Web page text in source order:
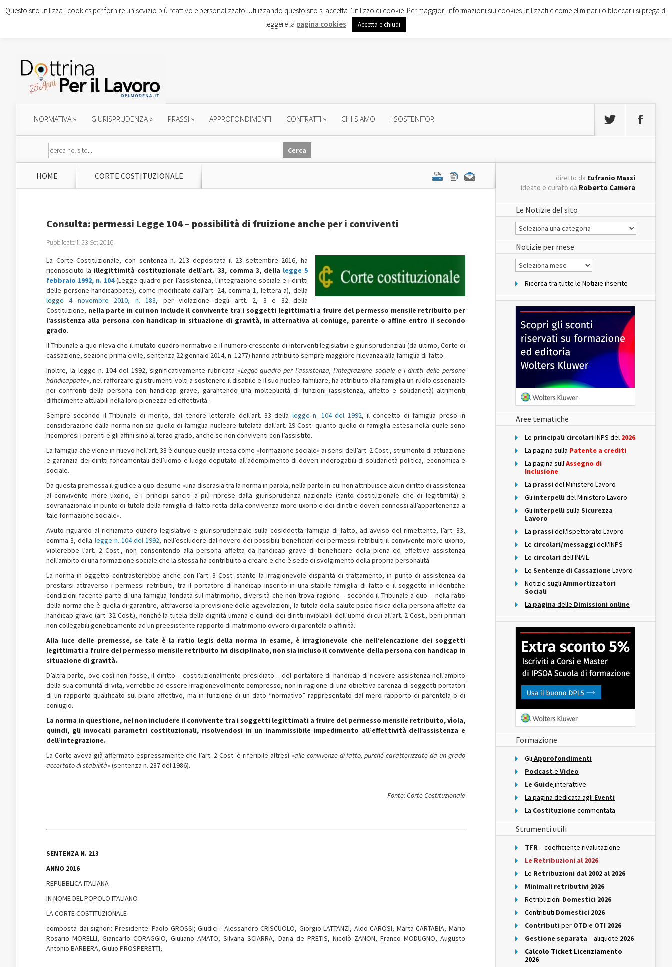
NORMATIVA» GIURISPRUDENZA» PRASSI » APPROFONDIMENTI CONTRATTI » CHI SIAMO I SOSTENITORI
HOME CORTE COSTITUZIONALE
Consulta: permessi Legge 104 – possibilità di fruizione anche per i conviventi
Pubblicato il 23 Set 2016
La Corte Costituzionale, con sentenza n. 213 depositata il 23 settembre 2016, ha
riconosciuto la illegittimità costituzionale dell’art. 33, comma 3, della legge 5
febbraio 1992, n. 104(Legge-quadro per l’assistenza, l’integrazione sociale e i diritti
delle persone handicappate), come modificato dall’art. 24, comma 1, lettera a), della
legge 4 novembre 2010, n. 183, per violazione degli artt. 2, 3 e 32 della
Costituzione, nella parte in cui non include il convivente tra i soggetti legittimati a fruire del permesso mensile retribuito per
l’assistenza alla persona con handicap in situazione di gravità, in alternativa al coniuge, parente o affine entro il secondo
grado.
Il Tribunale a quo rileva che il mutato quadro normativo e il numero crescente di interventi legislativi e giurisprudenziali (da ultimo, Corte di
cassazione, sezione prima civile, sentenza 22 gennaio 2014, n. 1277) hanno attribuito sempre maggiore rilevanza alla famiglia di fatto.
Inoltre, la legge n. 104 del 1992, significativamente rubricata «Legge-quadro per l’assistenza, l’integrazione sociale e i diritti delle persone
handicappate», nel rafforzare gli strumenti volti a sostenere il disabile e il suo nucleo familiare, ha attribuito alla famiglia un ruolo essenziale
nei confronti della persona con handicap grave, garantendo una molteplicità di funzioni (assistenza, affetto e solidarietà) altrimenti
difficilmente attuabili nella loro pienezza ed effettività.
Sempre secondo il Tribunale di merito, dal tenore letterale dell’art. 33 della legge n. 104 del 1992, il concetto di famiglia preso in
considerazione dalla norma non sia quello di famiglia nucleare tutelata dall’art. 29 Cost. quanto quello di famiglia estesa nella quale sono
ricompresi i parenti e gli affini sino al terzo grado, anche se non conviventi con l’assistito.
La famiglia che viene in rilievo nell’art. 33 è dunque quella intesa come «formazione sociale» ai sensi dell’art. 2 Cost., strumento di attuazione
e garanzia dei diritti fondamentali dell’uomo e luogo deputato all’adempimento di doveri inderogabili di solidarietà politica, economica e
sociale.
Da questa premessa il giudice a quo desume «una discrasia tra la norma in parola, nella parte in cui non attribuisce alcun diritto di assistenza
al convivente more uxorio, e i principi sanciti a più riprese dalla giurisprudenza nazionale (tanto costituzionale che di legittimità) e
sovranazionale in punto di tutela della famiglia di fatto retta dalla convivenza more uxorio e dei diritti e doveri connessi all’appartenenza a
tale formazione sociale».
Avuto riguardo al richiamato quadro legislativo e giurisprudenziale sulla cosiddetta famiglia di fatto, ad avviso del rimettente, l’art. 33,
comma 3, della legge n. 104 del 1992, nell’escludere dal novero dei possibili beneficiari dei permessi retribuiti il convivente more uxorio,
violerebbe l’art. 2 Cost., non consentendo alla persona affetta da handicap grave di beneficiare della piena ed effettiva assistenza
nell’ambito di una formazione sociale che la stessa ha contribuito a creare e che è sede di svolgimento della propria personalità.
La norma in oggetto contrasterebbe anche con l’art. 3 Cost. stante la irragionevole disparità di trattamento, in punto di assistenza da
prestarsi attraverso i permessi retribuiti, tra il portatore di handicap inserito in una stabile famiglia di fatto e il soggetto in identiche
condizioni facente parte di una famiglia fondata sul matrimonio, diversità che non trova ragione – secondo il Tribunale a quo – nella ratio
della norma che è quella di garantire, attraverso la previsione delle agevolazioni, la tutela della salute psico-fisica della persona affetta da
handicap grave (art. 32 Cost.), nonché la tutela della dignità umana e quindi dei diritti inviolabili dell’uomo di cui all’art. 2 Cost., beni primari
non collegabili geneticamente ad un preesistente rapporto di matrimonio ovvero di parentela o affinità.
Alla luce delle premesse, se tale è la ratio legis della norma in esame, è irragionevole che nell’elencazione dei soggetti
legittimati a fruire del permesso mensile retribuito ivi disciplinato, non sia incluso il convivente della persona con handicap in
situazione di gravità.
D’altra parte, ove così non fosse, il diritto – costituzionalmente presidiato – del portatore di handicap di ricevere assistenza nell’ambito
della sua comunità di vita, verrebbe ad essere irragionevolmente compresso, non in ragione di una obiettiva carenza di soggetti portatori
di un rapporto qualificato sul piano affettivo, ma in funzione di un dato “normativo” rappresentato dal mero rapporto di parentela o di
coniugio.
La norma in questione, nel non includere il convivente tra i soggetti legittimati a fruire del permesso mensile retribuito, vìola,
quindi, gli invocati parametri costituzionali, risolvendosi in un inammissibile impedimento all’effettività dell’assistenza e
dell’integrazione.
La Corte aveva già affermato espressamente che l’art. 2 Cost. è riferibile altresì «alle convivenze di fatto, purché caratterizzate da un grado
accertato di stabilità» (sentenza n. 237 del 1986).
Fonte: Corte Costituzionale
SENTENZA N. 213
ANNO 2016
REPUBBLICA ITALIANA
IN NOME DEL POPOLO ITALIANO
LA CORTE COSTITUZIONALE
composta dai signori: Presidente: Paolo GROSSI; Giudici : Alessandro CRISCUOLO, Giorgio LATTANZI, Aldo CAROSI, Marta CARTABIA, Mario
Rosario MORELLI, Giancarlo CORAGGIO, Giuliano AMATO, Silvana SCIARRA, Daria de PRETIS, Nicolò ZANON, Franco MODUGNO, Augusto
Antonio BARBERA, Giulio PROSPERETTI,
diretto da Eufranio Massi
ideato e curato da Roberto Camera
Le Notizie del sito
Le
Notizie
del
sito
Notizie per mese
Notizie
per
Ricerca tra tutte le Notizie inserite
Aree tematiche
Le principali circolari INPS del 2026
La pagina sulla Patente a crediti
La pagina sull'Assegno di
Inclusione
La prassi del Ministero Lavoro
Gli interpelli del Ministero Lavoro
Gli interpelli sulla Sicurezza
Lavoro
La prassi dell'Ispettorato Lavoro
Le circolari/messaggi dell'INPS
Le circolari dell'INAIL
Le Sentenze di Cassazione Lavoro
Notizie sugli Ammortizzatori
Sociali
La pagina delle Dimissioni online
Formazione
Gli Approfondimenti
Podcast e Video
Le Guide interattive
La pagina dedicata agli Eventi
La Costituzione commentata
Strumenti utili
TFR– coefficiente rivalutazione
Le Retribuzioni al 2026
Le Retribuzioni dal 2002 al 2026
Minimali retributivi 2026
Retribuzioni Domestici 2026
Contributi Domestici 2026
Contributi per OTD e OTI 2026
Gestione separata – aliquote 2026
Calcolo Ticket Licenziamento
2026
Questo sito utilizza i cookies per fornire un sevizio più reattivo e personalizzato. Utilizzando questo sito si accetta l'utilizzo di cookie. Per maggiori informazioni sui cookies utilizzati e come eliminarli o bloccarli si prega di
leggere la pagina cookies. Accetta e chiudi